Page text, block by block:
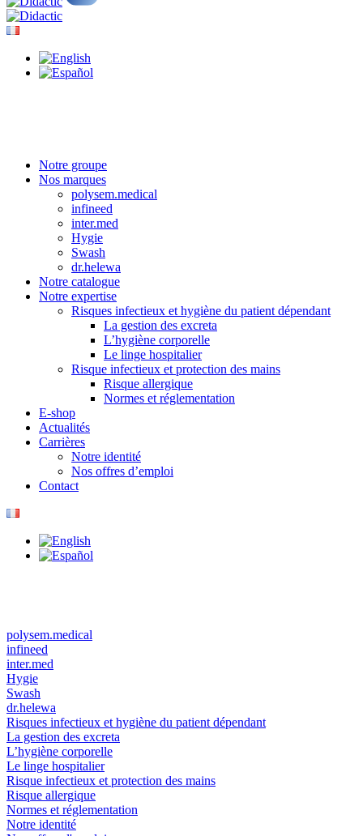
Notre groupe
Nos marques
polysem.medical
infineed
inter.med
Hygie
Swash
dr.helewa
Notre catalogue
Notre expertise
Risques infectieux et hygiène du patient dépendant
La gestion des excreta
L’hygiène corporelle
Le linge hospitalier
Risque infectieux et protection des mains
Risque allergique
Normes et réglementation
E-shop
Actualités
Carrières
Notre identité
Nos offres d’emploi
Contact
polysem.medical
infineed
inter.med
Hygie
Swash
dr.helewa
Risques infectieux et hygiène du patient dépendant
La gestion des excreta
L’hygiène corporelle
Le linge hospitalier
Risque infectieux et protection des mains
Risque allergique
Normes et réglementation
Notre identité